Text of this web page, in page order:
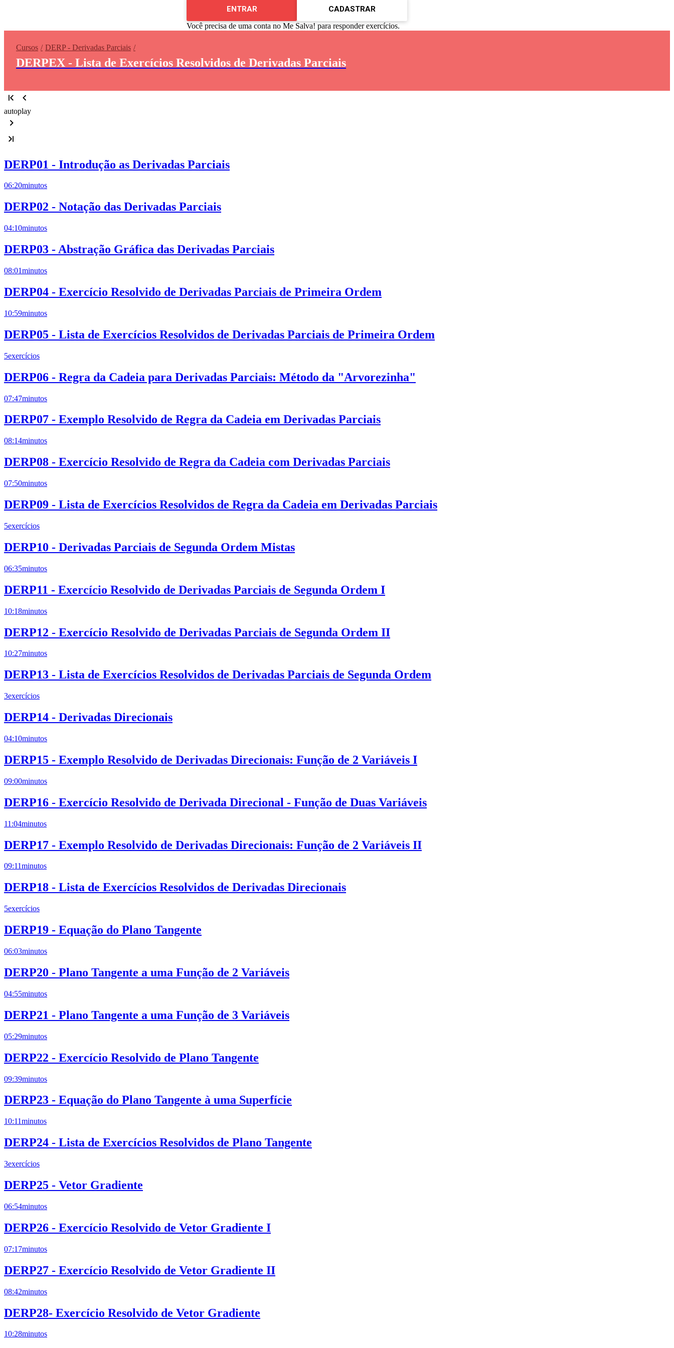
ENTRAR CADASTRAR
Você precisa de uma conta no Me Salva! para responder exercícios.
Cursos DERP - Derivadas Parciais
DERPEX - Lista de Exercícios Resolvidos de Derivadas Parciais
autoplay
DERP01 - Introdução as Derivadas Parciais
06:20minutos
DERP02 - Notação das Derivadas Parciais
04:10minutos
DERP03 - Abstração Gráfica das Derivadas Parciais
08:01minutos
DERP04 - Exercício Resolvido de Derivadas Parciais de Primeira Ordem
10:59minutos
DERP05 - Lista de Exercícios Resolvidos de Derivadas Parciais de Primeira Ordem
5exercícios
DERP06 - Regra da Cadeia para Derivadas Parciais: Método da "Arvorezinha"
07:47minutos
DERP07 - Exemplo Resolvido de Regra da Cadeia em Derivadas Parciais
08:14minutos
DERP08 - Exercício Resolvido de Regra da Cadeia com Derivadas Parciais
07:50minutos
DERP09 - Lista de Exercícios Resolvidos de Regra da Cadeia em Derivadas Parciais
5exercícios
DERP10 - Derivadas Parciais de Segunda Ordem Mistas
06:35minutos
DERP11 - Exercício Resolvido de Derivadas Parciais de Segunda Ordem I
10:18minutos
DERP12 - Exercício Resolvido de Derivadas Parciais de Segunda Ordem II
10:27minutos
DERP13 - Lista de Exercícios Resolvidos de Derivadas Parciais de Segunda Ordem
3exercícios
DERP14 - Derivadas Direcionais
04:10minutos
DERP15 - Exemplo Resolvido de Derivadas Direcionais: Função de 2 Variáveis I
09:00minutos
DERP16 - Exercício Resolvido de Derivada Direcional - Função de Duas Variáveis
11:04minutos
DERP17 - Exemplo Resolvido de Derivadas Direcionais: Função de 2 Variáveis II
09:11minutos
DERP18 - Lista de Exercícios Resolvidos de Derivadas Direcionais
5exercícios
DERP19 - Equação do Plano Tangente
06:03minutos
DERP20 - Plano Tangente a uma Função de 2 Variáveis
04:55minutos
DERP21 - Plano Tangente a uma Função de 3 Variáveis
05:29minutos
DERP22 - Exercício Resolvido de Plano Tangente
09:39minutos
DERP23 - Equação do Plano Tangente à uma Superfície
10:11minutos
DERP24 - Lista de Exercícios Resolvidos de Plano Tangente
3exercícios
DERP25 - Vetor Gradiente
06:54minutos
DERP26 - Exercício Resolvido de Vetor Gradiente I
07:17minutos
DERP27 - Exercício Resolvido de Vetor Gradiente II
08:42minutos
DERP28- Exercício Resolvido de Vetor Gradiente
10:28minutos